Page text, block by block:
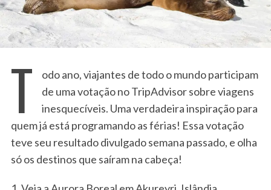
T
odo ano, viajantes de todo o mundo participam
de uma votação no TripAdvisor sobre viagens
inesquecíveis. Uma verdadeira inspiração para
quem já está programando as férias! Essa votação
teve seu resultado divulgado semana passado, e olha
só os destinos que saíram na cabeça!